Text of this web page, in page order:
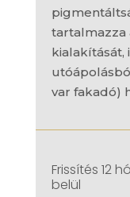
tartalmazza
var fakadó)
Frissítés 12
belül